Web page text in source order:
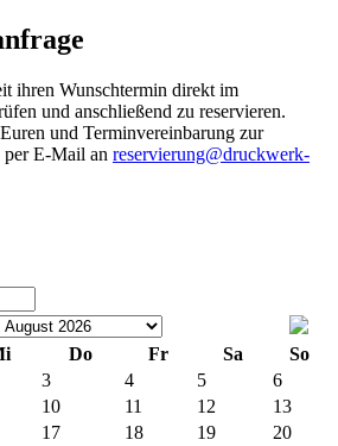
ihren Wunschtermin direkt im
und anschließend zu reservieren.
und Terminvereinbarung zur
per E-Mail an reservierung@druckwerk-
Do Fr Sa
So
3 4 5
6
10 11 12
13
17 18 19
20